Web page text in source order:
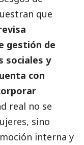
que
gestión de
sociales y
con
real no se
sino
interna y